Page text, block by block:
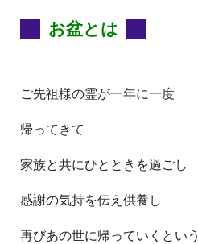
お盆とは
ご先祖様の霊が一年に一度
帰ってきて
家族と共にひとときを過ごし
感謝の気持を伝え供養し
再びあの世に帰っていくという